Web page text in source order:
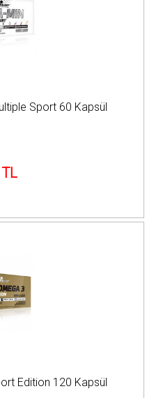
Sport 60 Kapsül
Edition 120 Kapsül